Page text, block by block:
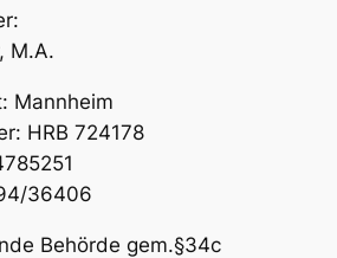
M.A.
Mannheim
HRB 724178
36406
Behörde gem.§34c